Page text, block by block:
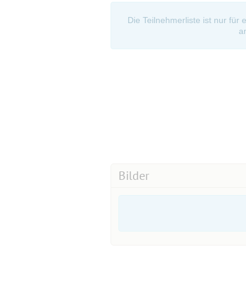
Die Teilnehmerliste ist nur für
Bilder